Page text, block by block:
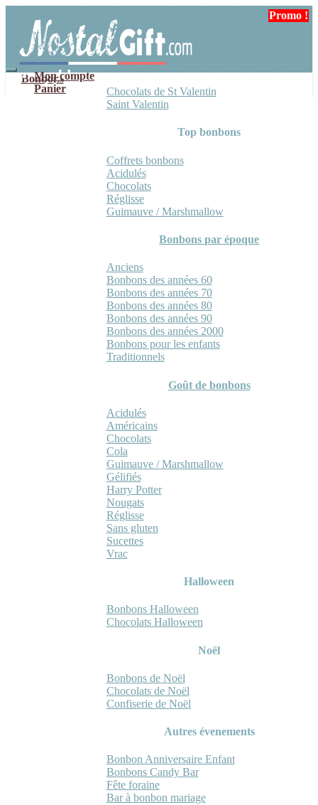
navigation
contenu
Mon compte
Panier
Bonbons
Chocolats de St Valentin
Saint Valentin
Top bonbons
Coffrets bonbons
Acidulés
Chocolats
Réglisse
Guimauve / Marshmallow
Bonbons par époque
Anciens
Bonbons des années 60
Bonbons des années 70
Bonbons des années 80
Bonbons des années 90
Bonbons des années 2000
Bonbons pour les enfants
Traditionnels
Goût de bonbons
Acidulés
Américains
Chocolats
Cola
Guimauve / Marshmallow
Gélifiés
Harry Potter
Nougats
Réglisse
Sans gluten
Sucettes
Vrac
Halloween
Bonbons Halloween
Chocolats Halloween
Noël
Bonbons de Noël
Chocolats de Noël
Confiserie de Noël
Autres évenements
Bonbon Anniversaire Enfant
Bonbons Candy Bar
Fête foraine
Bar à bonbon mariage
Promo !
Promo !
Promo !